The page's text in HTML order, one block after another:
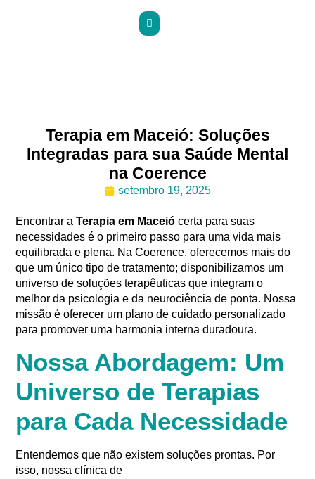
Terapia em Maceió: Soluções
Integradas para sua Saúde Mental
na Coerence
setembro 19, 2025
Encontrar aTerapia em Maceió certa para suas
necessidades é o primeiro passo para uma vida mais
equilibrada e plena. Na Coerence, oferecemos mais do
que um único tipo de tratamento; disponibilizamos um
universo de soluções terapêuticas que integram o
melhor da psicologia e da neurociência de ponta. Nossa
missão é oferecer um plano de cuidado personalizado
para promover uma harmonia interna duradoura.
Nossa Abordagem: Um
Universo de Terapias
para Cada Necessidade
Entendemos que não existem soluções prontas. Por
isso, nossa clínica de